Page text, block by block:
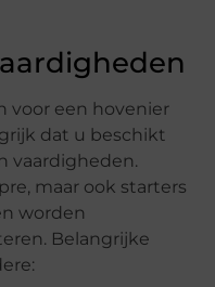
voor een hovenier
dat u beschikt
vaardigheden.
maar ook starters
worden
Belangrijke